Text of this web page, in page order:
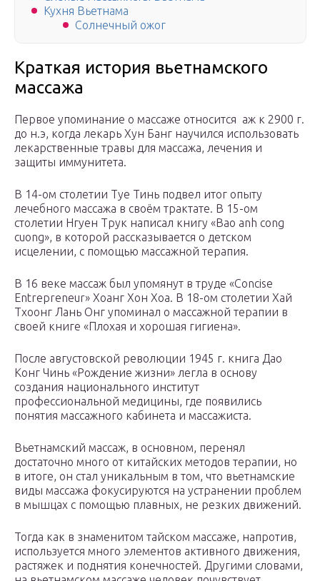
Кухня Вьетнама
Солнечный ожог
Краткая история вьетнамского
массажа
Первое упоминание о массаже относится аж к 2900 г.
до н.э, когда лекарь Хун Банг научился использовать
лекарственные травы для массажа, лечения и
защиты иммунитета.
В 14-ом столетии Туе Тинь подвел итог опыту
лечебного массажа в своём трактате. В 15-ом
столетии Нгуен Трук написал книгу «Bao anh cong
cuong», в которой рассказывается о детском
исцелении, с помощью массажной терапия.
В 16 веке массаж был упомянут в труде «Concise
Entrepreneur» Хоанг Хон Хоа. В 18-ом столетии Хай
Тхоонг Лань Онг упоминал о массажной терапии в
своей книге «Плохая и хорошая гигиена».
После августовской революции 1945 г. книга Дао
Конг Чинь «Рождение жизни» легла в основу
создания национального институт
профессиональной медицины, где появились
понятия массажного кабинета и массажиста.
Вьетнамский массаж, в основном, перенял
достаточно много от китайских методов терапии, но
в итоге, он стал уникальным в том, что вьетнамские
виды массажа фокусируются на устранении проблем
в мышцах с помощью плавных, не резких движений.
Тогда как в знаменитом тайском массаже, напротив,
используется много элементов активного движения,
растяжек и поднятия конечностей. Другими словами,